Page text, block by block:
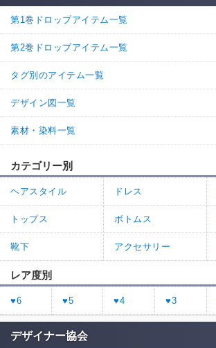
第1巻ドロップアイテム一覧
第2巻ドロップアイテム一覧
タグ別のアイテム一覧
デザイン図一覧
素材・染料一覧
カテゴリー別
ヘアスタイル ドレス
トップス ボトムス
靴下 アクセサリー
レア度別
♥6 ♥5 ♥4 ♥3
デザイナー協会